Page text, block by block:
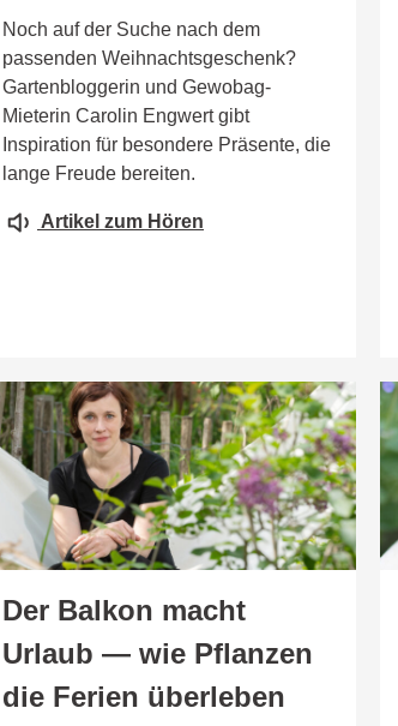
Noch auf der Suche nach dem
passenden Weihnachtsgeschenk?
Gartenbloggerin und Gewobag-
Mieterin Carolin Engwert gibt
Inspiration für besondere Präsente, die
lange Freude bereiten.
Artikel zum Hören
Der Balkon macht
Urlaub — wie Pflanzen
die Ferien überleben